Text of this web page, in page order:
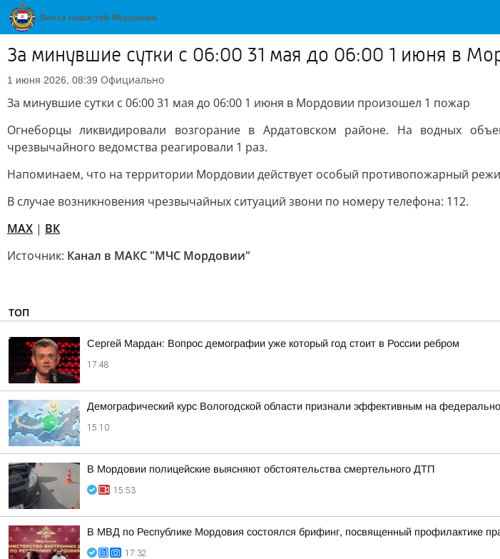
За минувшие сутки с 06:00 31 мая до 06:00 1 июня в
1 июня 2026, 08:39 Официально
За минувшие сутки с 06:00 31 мая до 06:00 1 июня в Мордовии произошел 1 пожар
Огнеборцы ликвидировали возгорание в Ардатовском районе. На водных
чрезвычайного ведомства реагировали 1 раз.
Напоминаем, что на территории Мордовии действует особый противопожарный
В случае возникновения чрезвычайных ситуаций звони по номеру телефона: 112.
MAX | ВК
Источник: Канал в МАКС "МЧС Мордовии"
ТОП
Сергей Мардан: Вопрос демографии уже который год стоит в России ребром
17:48
Демографический курс Вологодской области признали эффективным на
15:10
В Мордовии полицейские выясняют обстоятельства смертельного ДТП
15:53
В МВД по Республике Мордовия состоялся брифинг, посвященный профилактике
17:32